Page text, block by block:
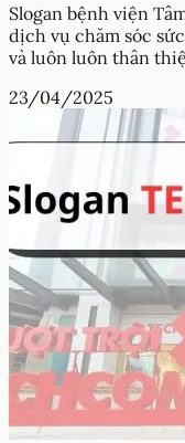
Slogan bệnh viện
dịch vụ chăm sóc
và luôn luôn thân
23/04/2025